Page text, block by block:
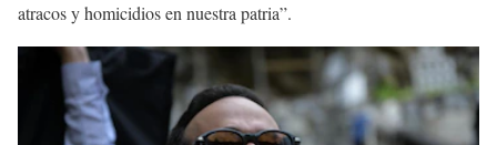
atracos y homicidios en nuestra patria”.